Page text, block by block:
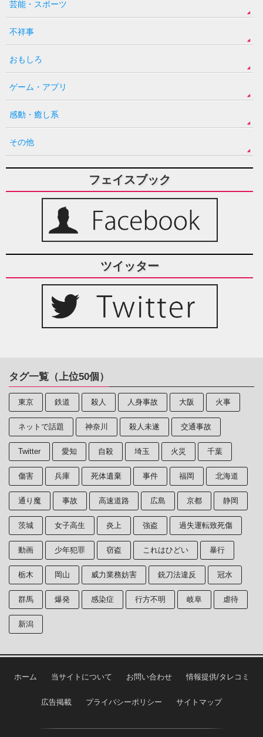
芸能・スポーツ
不祥事
おもしろ
ゲーム・アプリ
感動・癒し系
その他
フェイスブック
ツイッター
タグ一覧（上位50個）
東京 鉄道 殺人 人身事故 大阪 火事
ネットで話題 神奈川 殺人未遂 交通事故
Twitter 愛知 自殺 埼玉 火災 千葉
傷害 兵庫 死体遺棄 事件 福岡 北海道
通り魔 事故 高速道路 広島 京都 静岡
茨城 女子高生 炎上 強盗 過失運転致死傷
動画 少年犯罪 窃盗 これはひどい 暴行
栃木 岡山 威力業務妨害 銃刀法違反 冠水
群馬 爆発 感染症 行方不明 岐阜 虐待
新潟
ホーム 当サイトについて お問い合わせ 情報提供/タレコミ
広告掲載 プライバシーポリシー サイトマップ